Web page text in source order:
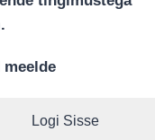
TASUMINE